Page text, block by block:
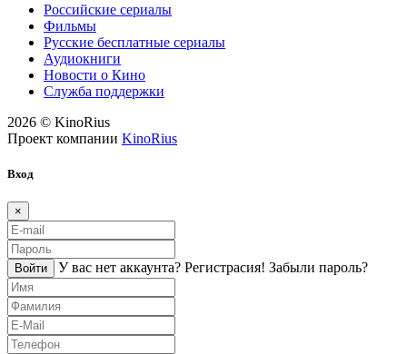
Российские сериалы
Фильмы
Русские бесплатные сериалы
Аудиокниги
Новости о Кино
Служба поддержки
2026 © KinoRius
Проект компании KinoRius
Вход
×
Войти У вас нет аккаунта? Регистраcия! Забыли пароль?